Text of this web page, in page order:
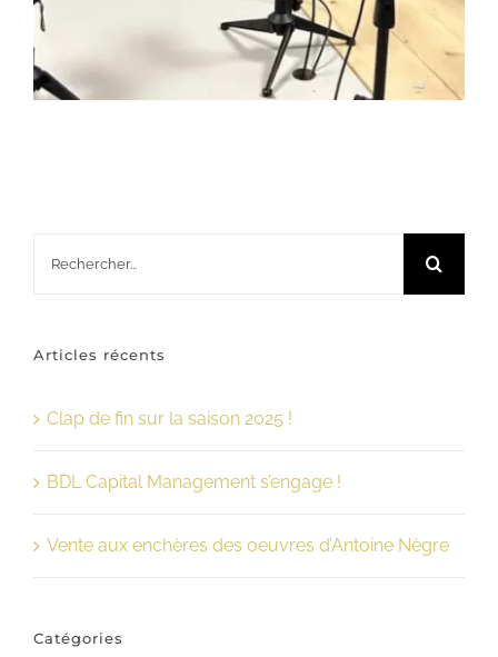
Articles récents
Clap de fin sur la saison 2025 !
BDL Capital Management s’engage !
Vente aux enchères des oeuvres d’Antoine Nègre
Catégories